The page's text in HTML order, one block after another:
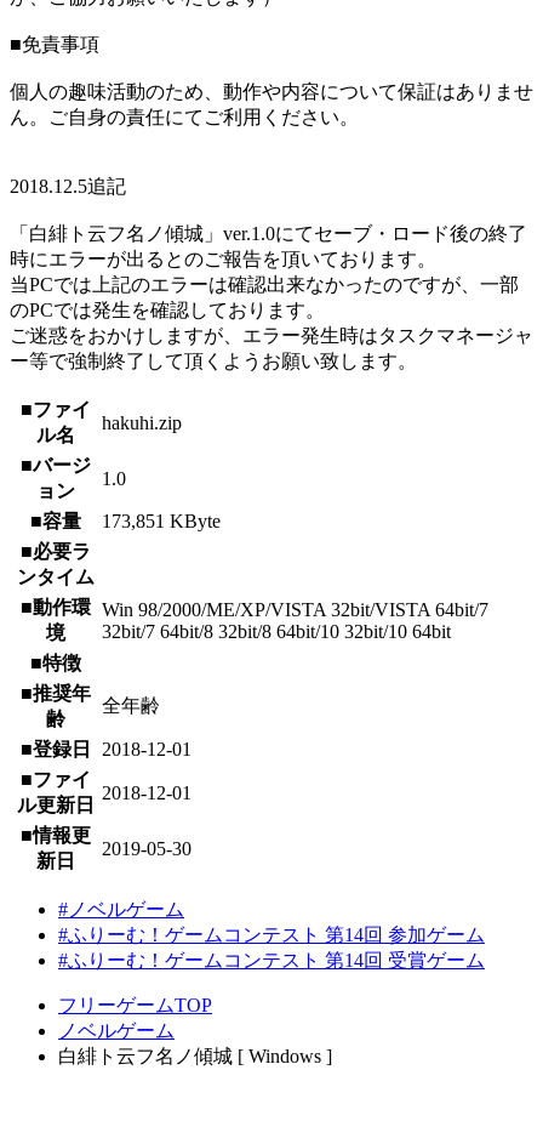
■免責事項
個人の趣味活動のため、動作や内容について保証はありませ
ん。ご自身の責任にてご利用ください。
2018.12.5追記
「白緋ト云フ名ノ傾城」ver.1.0にてセーブ・ロード後の終了
時にエラーが出るとのご報告を頂いております。
当PCでは上記のエラーは確認出来なかったのですが、一部
のPCでは発生を確認しております。
ご迷惑をおかけしますが、エラー発生時はタスクマネージャ
ー等で強制終了して頂くようお願い致します。
■ファイ
ル名
hakuhi.zip
■バージ
ョン
1.0
■容量
173,851 KByte
■必要ラ
ンタイム
■動作環
境
Win 98/2000/ME/XP/VISTA 32bit/VISTA 64bit/7
32bit/7 64bit/8 32bit/8 64bit/10 32bit/10 64bit
■特徴
■推奨年
齢
全年齢
■登録日
2018-12-01
■ファイ
ル更新日
2018-12-01
■情報更
新日
2019-05-30
#ノベルゲーム
#ふりーむ！ゲームコンテスト 第14回 参加ゲーム
#ふりーむ！ゲームコンテスト 第14回 受賞ゲーム
フリーゲームTOP
ノベルゲーム
白緋ト云フ名ノ傾城 [ Windows ]